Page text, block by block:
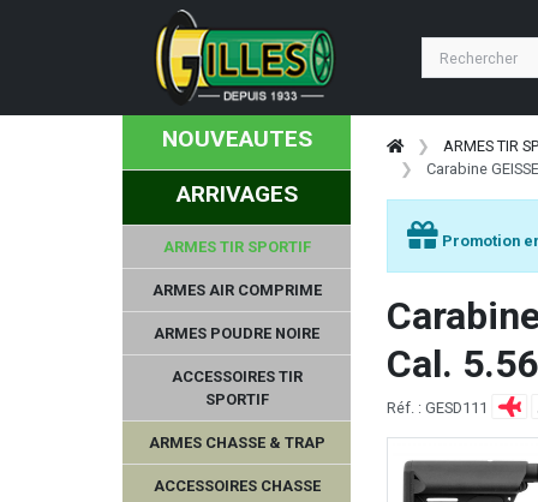
NOUVEAUTES
ARRIVAGES
ARMES TIR SPORTIF
ARMES AIR COMPRIME
ARMES POUDRE NOIRE
ACCESSOIRES TIR
SPORTIF
ARMES CHASSE & TRAP
ACCESSOIRES CHASSE
ARMES TIR
Carabine
Promotion
Cal.
Réf. : GESD111